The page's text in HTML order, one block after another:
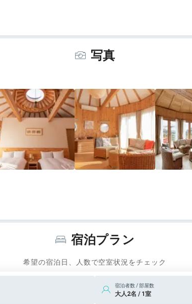
写真
宿泊プラン
希望の宿泊日、人数で空室状況をチェック
宿泊者数 / 部屋数
大人2名 / 1室